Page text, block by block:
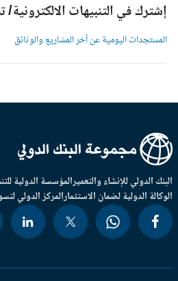
إشترك في التنبيهات الالكترونية/
المستجدات اليومية عن آخر المشاريع والوثائق
الدولي للإنشاء والتعميرالمؤسسة الدولية للتنمية
الدولية لضمان الاستثمارالمركز الدولي